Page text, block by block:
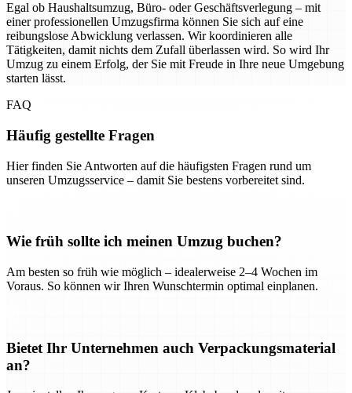
Egal ob Haushaltsumzug, Büro- oder Geschäftsverlegung – mit
einer professionellen Umzugsfirma können Sie sich auf eine
reibungslose Abwicklung verlassen. Wir koordinieren alle
Tätigkeiten, damit nichts dem Zufall überlassen wird. So wird Ihr
Umzug zu einem Erfolg, der Sie mit Freude in Ihre neue Umgebung
starten lässt.
FAQ
Häufig gestellte Fragen
Hier finden Sie Antworten auf die häufigsten Fragen rund um
unseren Umzugsservice – damit Sie bestens vorbereitet sind.
Wie früh sollte ich meinen Umzug buchen?
Am besten so früh wie möglich – idealerweise 2–4 Wochen im
Voraus. So können wir Ihren Wunschtermin optimal einplanen.
Bietet Ihr Unternehmen auch Verpackungsmaterial
an?